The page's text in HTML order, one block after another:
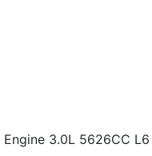
Engine 3.0L 5626CC L6